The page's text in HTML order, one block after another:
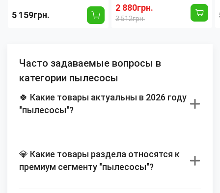
500 л, насадки для ковра/
5 159грн.
M-332-B (1600 Вт) для
глубокой очистки ковров,
мягкой мебели и текстиля
2 880грн.
3 512грн.
Часто задаваемые вопросы в
категории пылесосы
🍀 Какие товары актуальны в 2026 году
"пылесосы"?
💎 Какие товары раздела относятся к
премиум сегменту "пылесосы"?